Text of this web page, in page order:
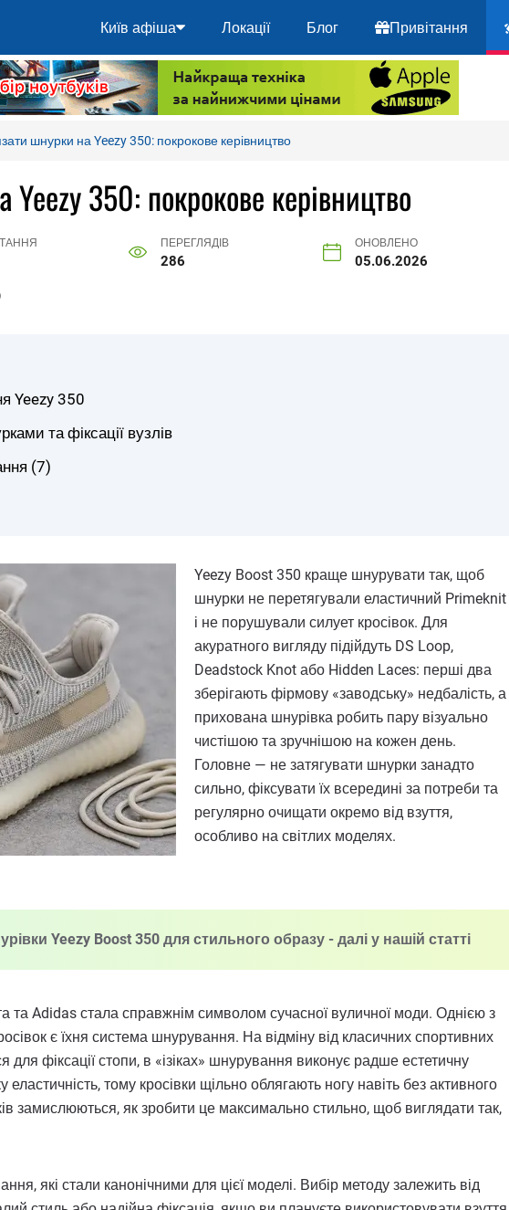
Київ афіша Локації Блог Привітання
шнурки на Yeezy 350: покрокове керівництво
Yeezy 350: покрокове керівництво
ПЕРЕГЛЯДІВ
286
ОНОВЛЕНО
05.06.2026
Yeezy 350
та фіксації вузлів
(7)
Yeezy Boost 350 краще шнурувати так, щоб
шнурки не перетягували еластичний Primeknit
і не порушували силует кросівок. Для
акуратного вигляду підійдуть DS Loop,
Deadstock Knot або Hidden Laces: перші два
зберігають фірмову «заводську» недбалість, а
прихована шнурівка робить пару візуально
чистішою та зручнішою на кожен день.
Головне — не затягувати шнурки занадто
сильно, фіксувати їх всередині за потреби та
регулярно очищати окремо від взуття,
особливо на світлих моделях.
Yeezy Boost 350 для стильного образу - далі у нашій статті
та Adidas стала справжнім символом сучасної вуличної моди. Однією з
є їхня система шнурування. На відміну від класичних спортивних
фіксації стопи, в «ізіках» шнурування виконує радше естетичну
тому кросівки щільно облягають ногу навіть без активного
замислюються, як зробити це максимально стильно, щоб виглядати так,
які стали канонічними для цієї моделі. Вибір методу залежить від